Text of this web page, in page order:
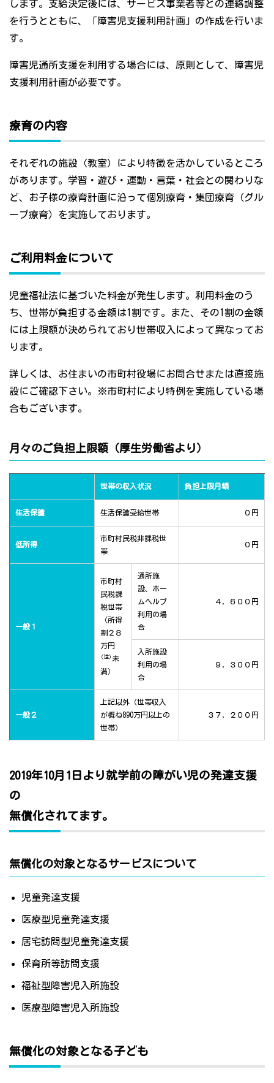
します。支給決定後には、サービス事業者等との連絡調整
を行うとともに、「障害児支援利用計画」の作成を行いま
す。
障害児通所支援を利用する場合には、原則として、障害児
支援利用計画が必要です。
療育の内容
それぞれの施設（教室）により特徴を活かしているところ
があります。学習・遊び・運動・言葉・社会との関わりな
ど、お子様の療育計画に沿って個別療育・集団療育（グル
ープ療育）を実施しております。
ご利用料金について
児童福祉法に基づいた料金が発生します。利用料金のう
ち、世帯が負担する金額は1割です。また、その1割の金額
には上限額が決められており世帯収入によって異なってお
ります。
詳しくは、お住まいの市町村役場にお問合せまたは直接施
設にご確認下さい。※市町村により特例を実施している場
合もございます。
月々のご負担上限額（厚生労働省より）
世帯の収入状況 負担上限月額
生活保護 生活保護受給世帯 ０円
低所得
市町村民税非課税世
帯
０円
一般１
市町村
民税課
税世帯
（所得
割２８
万円
(注) 未
満）
通所施
設、ホー
ムヘルプ
利用の場
合
４，６００円
入所施設
利用の場
合
９，３００円
一般２
上記以外（世帯収入
が概ね890万円以上の
世帯）
３７，２００円
2019年10月1日より就学前の障がい児の発達支援
の
無償化されてます。
無償化の対象となるサービスについて
児童発達支援
医療型児童発達支援
居宅訪問型児童発達支援
保育所等訪問支援
福祉型障害児入所施設
医療型障害児入所施設
無償化の対象となる子ども